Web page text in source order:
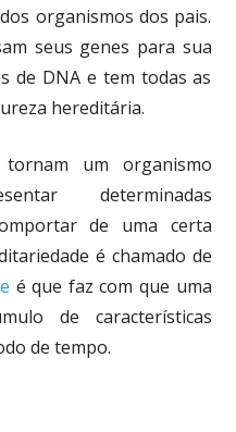
organismos dos pais.
seus genes para sua
de DNA e tem todas as
hereditária.
um organismo
determinadas
de uma certa
é chamado de
é que faz com que uma
de características
de tempo.